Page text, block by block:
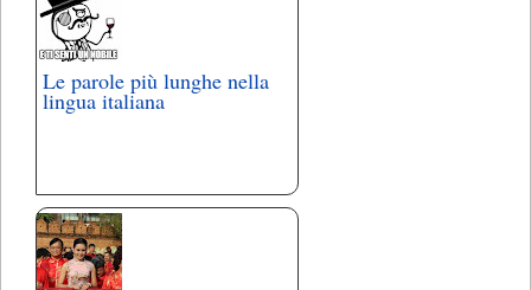
Le parole più lunghe nella
lingua italiana